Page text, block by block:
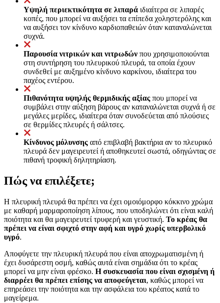
Υψηλή περιεκτικότητα σε λιπαρά ιδιαίτερα σε λιπαρές
κοπές, που μπορεί να αυξήσει τα επίπεδα χοληστερόλης και
να αυξήσει τον κίνδυνο καρδιοπαθειών όταν καταναλώνεται
συχνά.
Παρουσία νιτρικών και νιτρωδών που χρησιμοποιούνται
στη συντήρηση του πλευρικού πλευρά, τα οποία έχουν
συνδεθεί με αυξημένο κίνδυνο καρκίνου, ιδιαίτερα του
παχέος εντέρου.
Πιθανότητα υψηλής θερμιδικής αξίας που μπορεί να
συμβάλει στην αύξηση βάρους αν καταναλώνεται συχνά ή σε
μεγάλες μερίδες, ιδιαίτερα όταν συνοδεύεται από πλούσιες
σε θερμίδες πλευρές ή σάλτσες.
Κίνδυνος μόλυνσης από επιβλαβή βακτήρια αν το πλευρικό
πλευρά δεν μαγειρευτεί ή αποθηκευτεί σωστά, οδηγώντας σε
πιθανή τροφική δηλητηρίαση.
Πώς να επιλέξετε;
Η πλευρική πλευρά θα πρέπει να έχει ομοιόμορφο κόκκινο χρώμα
με καθαρή μαρμαροποίηση λίπους, που υποδηλώνει ότι είναι καλή
ποιότητα και θα μαγειρευτεί τρυφερή και γευστική. Το κρέας θα
πρέπει να είναι σφιχτό στην αφή και υγρό χωρίς υπερβολικό
υγρό.
Αποφύγετε την πλευρική πλευρά που είναι αποχρωματισμένη ή
έχει δυσάρεστη οσμή, καθώς αυτά είναι σημάδια ότι το κρέας
μπορεί να μην είναι φρέσκο. Η συσκευασία που είναι σχισμένη ή
διαρρέει θα πρέπει επίσης να αποφεύγεται, καθώς μπορεί να
επηρεάσει την ποιότητα και την ασφάλεια του κρέατος κατά το
μαγείρεμα.